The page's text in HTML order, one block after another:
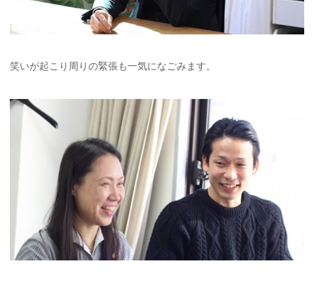
笑いが起こり周りの緊張も一気になごみます。